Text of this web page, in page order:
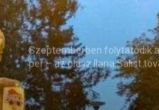
rémhírterjesztője (VIDEÓ)
Szeptemberben folytatódik
per – az olasz Ilaria Salist
mentelmi jog védi